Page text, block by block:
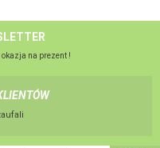
okazja na prezent !